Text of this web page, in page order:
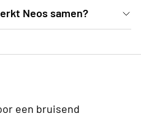
Neos samen?
een bruisend